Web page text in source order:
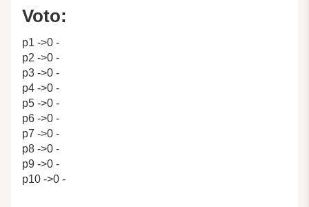
Voto:
p1 ->0 -
p2 ->0 -
p3 ->0 -
p4 ->0 -
p5 ->0 -
p6 ->0 -
p7 ->0 -
p8 ->0 -
p9 ->0 -
p10 ->0 -